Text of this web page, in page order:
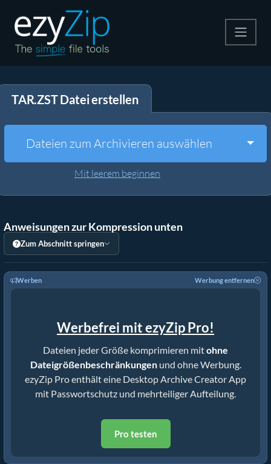
Entpacken
Weitere Tools
TAR.ZST Datei erstellen
Dateien zum Archivieren auswählen
Mit leerem beginnen
Anweisungen zur Kompression unten
Zum Abschnitt springen
Werben Werbung entfernen
Werbefrei mit ezyZip Pro!
Dateien jeder Größe komprimieren mitohne
Dateigrößenbeschränkungenund ohne Werbung.
ezyZip Pro enthält eine Desktop Archive Creator App
mit Passwortschutz und mehrteiliger Aufteilung.
Pro testen